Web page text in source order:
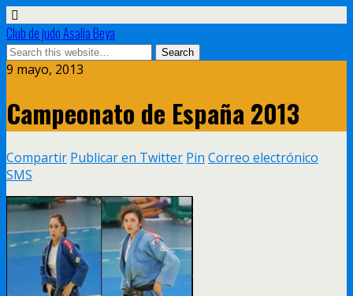
Club de judo Asalia Beya
9 mayo, 2013
Campeonato de España 2013
Compartir Publicar en Twitter Pin Correo electrónico
SMS